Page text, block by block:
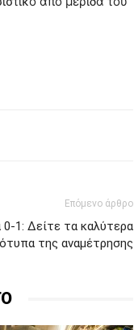
Επόμενο άρθρο
1: Δείτε τα καλύτερα
της αναμέτρησης